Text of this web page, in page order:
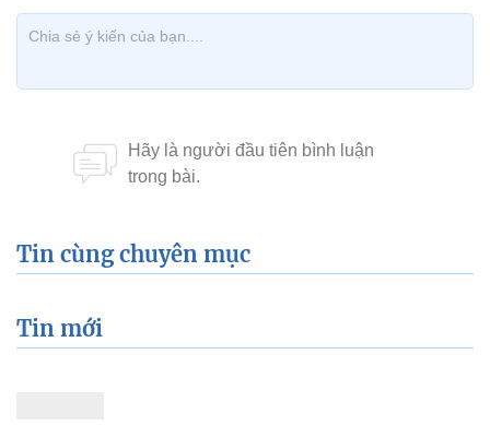
Tin cùng chuyên mục
Tin mới